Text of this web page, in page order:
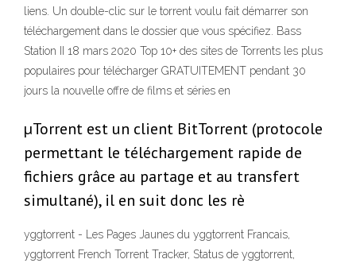
liens. Un double-clic sur le torrent voulu fait démarrer son
téléchargement dans le dossier que vous spécifiez. Bass
Station II 18 mars 2020 Top 10+ des sites de Torrents les plus
populaires pour télécharger GRATUITEMENT pendant 30
jours la nouvelle offre de films et séries en
µTorrent est un client BitTorrent (protocole
permettant le téléchargement rapide de
fichiers grâce au partage et au transfert
simultané), il en suit donc les rè
yggtorrent - Les Pages Jaunes du yggtorrent Francais,
yggtorrent French Torrent Tracker, Status de yggtorrent,